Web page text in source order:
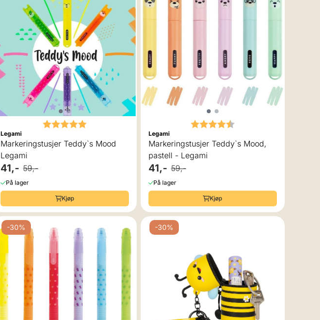
Karakter: 5.0 av 5 mulige
Legami
Markeringstusjer Teddy`s Mood
Legami
41,- 59,-
På lager
Kjøp
Karakter: 4.5 av 5 mulige
Legami
Markeringstusjer Teddy`s Mood,
pastell - Legami
41,- 59,-
På lager
Kjøp
-30% -30%